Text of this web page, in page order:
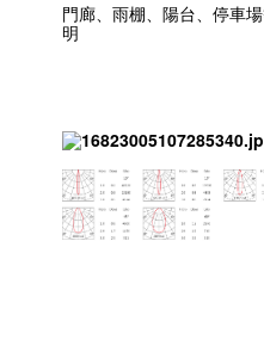
門廊、雨棚、陽台、停車
明